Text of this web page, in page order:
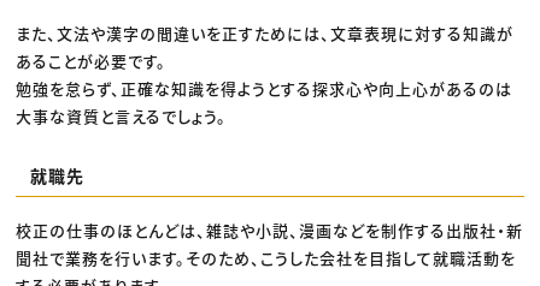
また、文法や漢字の間違いを正すためには、文章表現に対する知識が
あることが必要です。
勉強を怠らず、正確な知識を得ようとする探求心や向上心があるのは
大事な資質と言えるでしょう。
就職先
校正の仕事のほとんどは、雑誌や小説、漫画などを制作する出版社・新
聞社で業務を行います。そのため、こうした会社を目指して就職活動を